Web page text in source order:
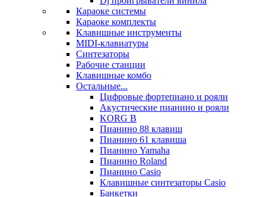
Караоке системы
Караоке комплекты
Клавишные инструменты
MIDI-клавиатуры
Синтезаторы
Рабочие станции
Клавишные комбо
Остальные...
Цифровые фортепиано и рояли
Акустические пианино и рояли
KORG B
Пианино 88 клавиш
Пианино 61 клавиша
Пианино Yamaha
Пианино Roland
Пианино Casio
Клавишные синтезаторы Casio
Банкетки